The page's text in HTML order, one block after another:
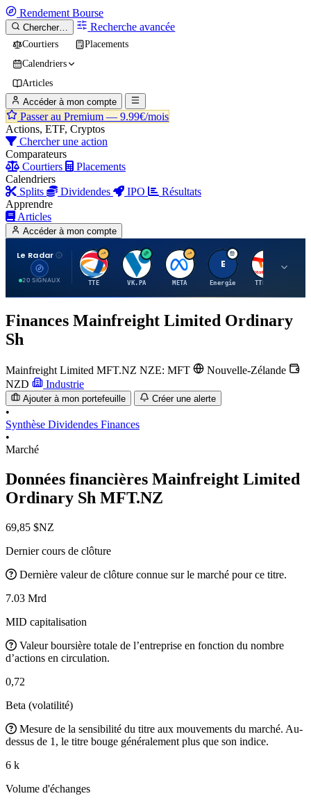
Rendement Bourse
Chercher… Recherche avancée
Courtiers
Placements
Calendriers
Articles
Accéder à mon compte
Passer au Premium — 9.99€/mois
Actions, ETF, Cryptos
Chercher une action
Comparateurs
Courtiers
Placements
Calendriers
Splits
Dividendes IPO
Résultats
Apprendre
Articles
Accéder à mon compte
Le Radar
20 SIGNAUX
T
TTE
V
VK.PA
M
META
E
Energie
T
TTE.PA
Finances Mainfreight Limited Ordinary
Sh
Mainfreight Limited MFT.NZ NZE: MFT
Nouvelle-Zélande
NZD
Industrie
Ajouter à mon portefeuille Créer une alerte
•
Synthèse Dividendes Finances
•
Marché
Données financières Mainfreight Limited
Ordinary Sh MFT.NZ
69,85 $NZ
Dernier cours de clôture
Dernière valeur de clôture connue sur le marché pour ce titre.
7.03 Mrd
MID capitalisation
Valeur boursière totale de l’entreprise en fonction du nombre
d’actions en circulation.
0,72
Beta (volatilité)
Mesure de la sensibilité du titre aux mouvements du marché. Au-
dessus de 1, le titre bouge généralement plus que son indice.
6 k
Volume d'échanges